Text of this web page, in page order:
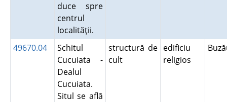
duce spre
centrul
localităţii.
49670.04
Schitul
Cucuiata -
Dealul
Cucuiata.
Situl se află
structură de
cult
edificiu
religios